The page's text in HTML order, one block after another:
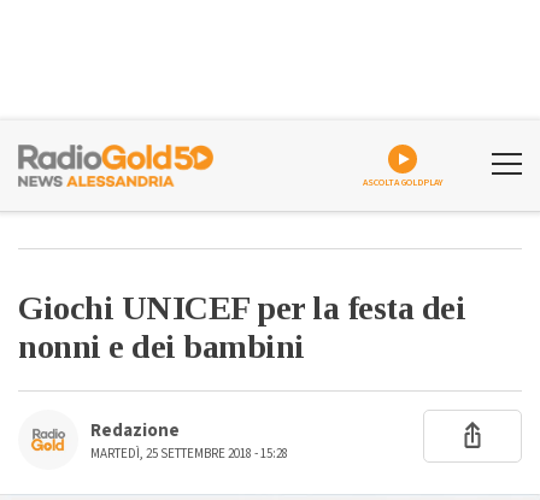
ASCOLTA GOLDPLAY
Giochi UNICEF per la festa dei
nonni e dei bambini
Redazione
MARTEDÌ, 25 SETTEMBRE 2018 - 15:28